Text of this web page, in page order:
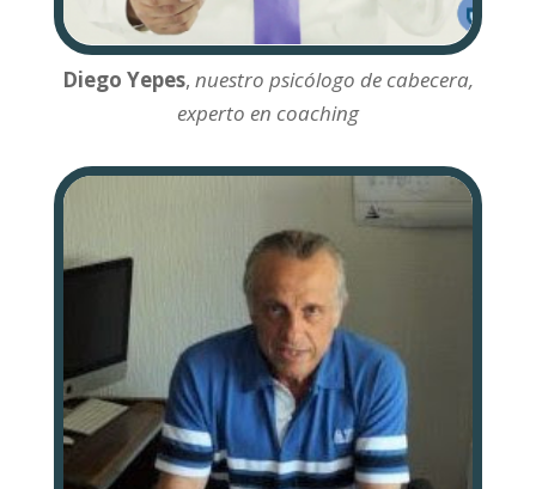
Diego Yepes, nuestro psicólogo de cabecera,
experto en coaching